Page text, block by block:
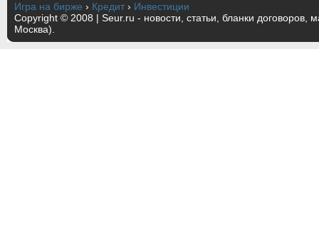
Игра на бирже › Кредит › Инвестиции
Copyright © 2008 | Seur.ru - новости, статьи, бланки договоров,
Москва).